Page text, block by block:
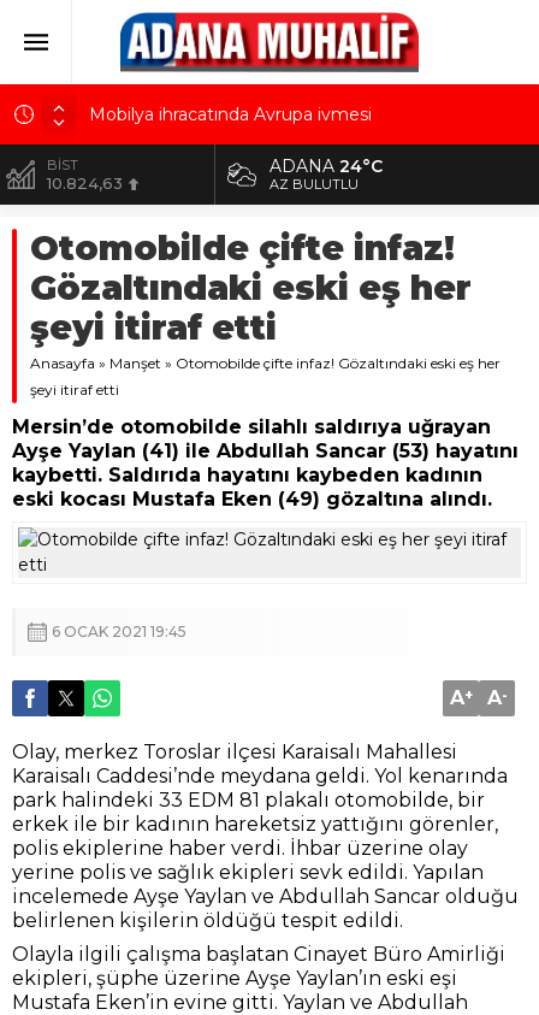
Mobilya ihracatında Avrupa ivmesi
Göz için “Akıllı Mercek” herkes için uygun mu?
AK Parti İl Başkanı Özkan: Adanalıların bir metrekare
malını kimseye yedirmeyiz!
Hacı Karaaslan’ın kiraladığı arsanın resmi kiracısı
bakın kim çıktı!
Kuru meyve sektörü 2 milyar dolar ihracat hedefi
için Ankara’dan destek istedi
BİST
10.824,63
42,2340
EURO
48,8802
ALTIN
5.629,56
ADANA24°C
AZ BULUTLU
Otomobilde çifte infaz!
Gözaltındaki eski eş her
şeyi itiraf etti
Anasayfa » Manşet » Otomobilde çifte infaz! Gözaltındaki eski eş her
şeyi itiraf etti
Mersin’de otomobilde silahlı saldırıya uğrayan
Ayşe Yaylan (41) ile Abdullah Sancar (53) hayatını
kaybetti. Saldırıda hayatını kaybeden kadının
eski kocası Mustafa Eken (49) gözaltına alındı.
6 OCAK 2021 19:45
A+ A-
Olay, merkez Toroslar ilçesi Karaisalı Mahallesi
Karaisalı Caddesi’nde meydana geldi. Yol kenarında
park halindeki 33 EDM 81 plakalı otomobilde, bir
erkek ile bir kadının hareketsiz yattığını görenler,
polis ekiplerine haber verdi. İhbar üzerine olay
yerine polis ve sağlık ekipleri sevk edildi. Yapılan
incelemede Ayşe Yaylan ve Abdullah Sancar olduğu
belirlenen kişilerin öldüğü tespit edildi.
Olayla ilgili çalışma başlatan Cinayet Büro Amirliği
ekipleri, şüphe üzerine Ayşe Yaylan’ın eski eşi
Mustafa Eken’in evine gitti. Yaylan ve Abdullah